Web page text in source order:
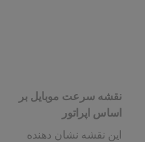
نقشه سرعت موبایل بر
اساس اپراتور
این نقشه نشان دهنده